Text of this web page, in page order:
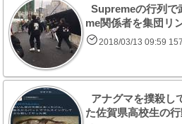
Supremeの行列で
me関係者を集団リ
2018/03/13 09:59
アナグマを撲殺し
た佐賀県高校生の